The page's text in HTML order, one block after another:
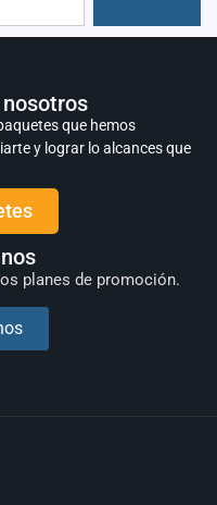
que hemos
y lograr lo alcances que
planes de promoción.